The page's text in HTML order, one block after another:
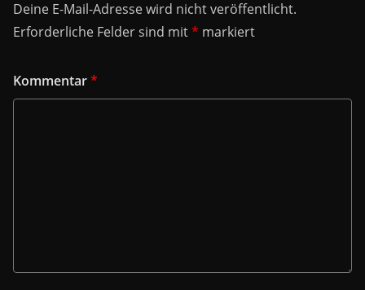
Deine E-Mail-Adresse wird nicht veröffentlicht.
Erforderliche Felder sind mit* markiert
Kommentar*